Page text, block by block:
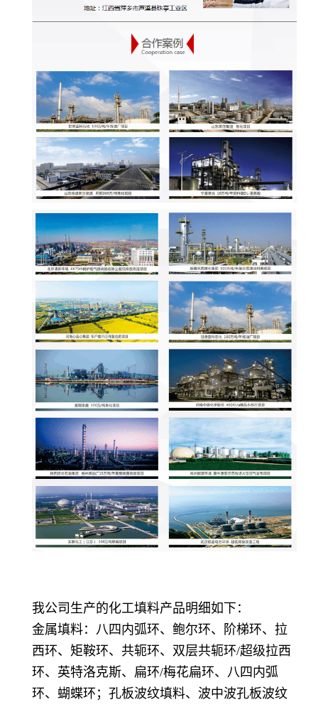
我公司生产的化工填料产品明细如下：
金属填料：八四内弧环、鲍尔环、阶梯环、拉
西环、矩鞍环、共轭环、双层共轭环/超级拉西
环、英特洛克斯、扁环/梅花扁环、八四内弧
环、蝴蝶环；孔板波纹填料、波中波孔板波纹